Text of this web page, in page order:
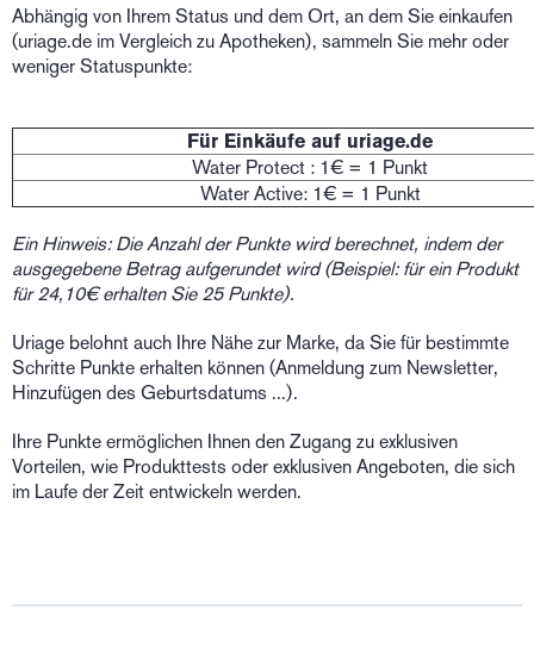
Abhängig von Ihrem Status und dem Ort, an dem Sie einkaufen
(uriage.de im Vergleich zu Apotheken), sammeln Sie mehr oder
weniger Statuspunkte:
Für Einkäufe auf uriage.de
Water Protect : 1€ = 1 Punkt
Water Active: 1€ = 1 Punkt
Ein Hinweis: Die Anzahl der Punkte wird berechnet, indem der
ausgegebene Betrag aufgerundet wird (Beispiel: für ein Produkt
für 24,10€ erhalten Sie 25 Punkte).
Uriage belohnt auch Ihre Nähe zur Marke, da Sie für bestimmte
Schritte Punkte erhalten können (Anmeldung zum Newsletter,
Hinzufügen des Geburtsdatums ...).
Ihre Punkte ermöglichen Ihnen den Zugang zu exklusiven
Vorteilen, wie Produkttests oder exklusiven Angeboten, die sich
im Laufe der Zeit entwickeln werden.